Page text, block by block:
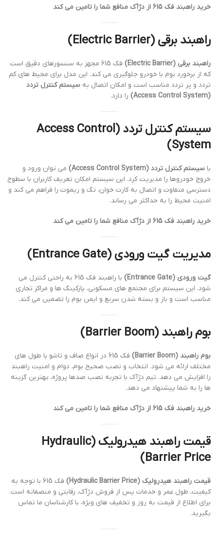
خرید راهبند فک 615 از دژآک منافع شما را تامین می کند
راهبند برقی (Electric Barrier)
راهبند برقی (Electric Barrier)
فک 615 مجهز به سنسورهای دقیق است
که از برخورد بوم با خودرو جلوگیری می کند. این مدل برای محیط های کم
تردد و پر تردد مناسب است و امکان اتصال به سیستم کنترل تردد
(Access Control System)
را دارد.
سیستم کنترل تردد (Access Control
System)
با سیستم کنترل تردد (Access Control System)
می توان ورود و
خروج خودروها را مدیریت کرد. این سیستم امکان تعریف کاربران با سطوح
دسترسی متفاوت و اتصال به کارت خوان، تگ و ریموت را فراهم می کند و
امنیت محیط را به حداکثر می رساند.
خرید راهبند فک 615 از دژآک منافع شما را تامین می کند
مدیریت گیت ورودی (Entrance Gate)
گیت ورودی (Entrance Gate)
با راهبند فک 615 به راحتی کنترل می
شود. این سیستم برای مجتمع های مسکونی، پارکینگ ها و مراکز تجاری
مناسب است و باز و بسته شدن سریع و ایمن بوم را تضمین می کند.
بوم راهبند (Barrier Boom)
بوم راهبند (Barrier Boom)
فک 615 در انواع صاف و تاشو با طول های
مختلف ارائه می شود. انتخاب و نصب صحیح بوم، دوام و امنیت راهبند
را افزایش می دهد. تیم دژآک با تجربه نصب صدها پروژه، بهترین گزینه
ها را به شما پیشنهاد می دهد.
خرید راهبند فک 615 از دژآک منافع شما را تامین می کند
قیمت راهبند هیدرولیک (Hydraulic
Barrier Price)
قیمت راهبند هیدرولیک (Hydraulic Barrier Price)
فک 615 با توجه به
کیفیت، طول عمر و خدمات پس از فروش دژآک، رقابتی و منصفانه است.
برای اطلاع از قیمت به روز و تخفیف های ویژه، با کارشناسان ما تماس
بگیرید.